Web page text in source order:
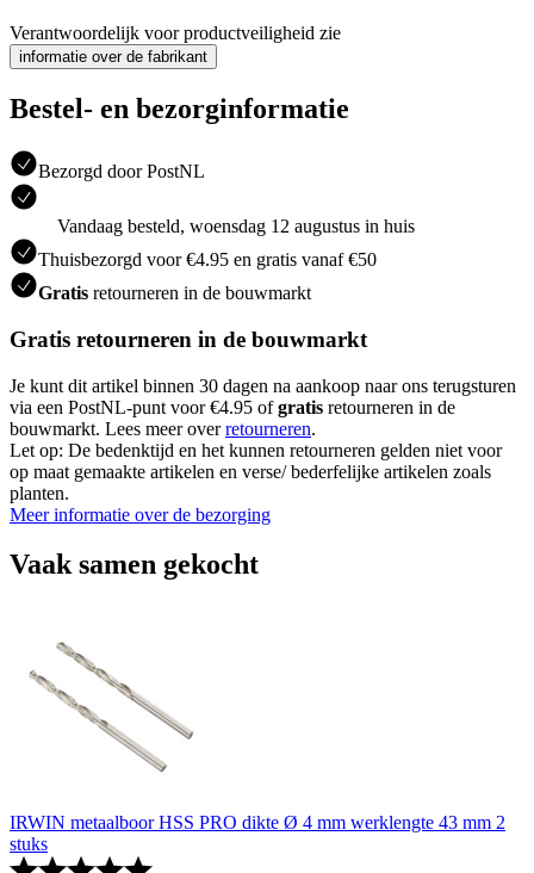
Verantwoordelijk voor productveiligheid zie
informatie over de fabrikant
Bestel- en bezorginformatie
Bezorgd door PostNL
Vandaag besteld, woensdag 12 augustus in huis
Thuisbezorgd voor €4.95 en gratis vanaf €50
Gratis retourneren in de bouwmarkt
Gratis retourneren in de bouwmarkt
Je kunt dit artikel binnen 30 dagen na aankoop naar ons terugsturen
via een PostNL-punt voor €4.95 ofgratis retourneren in de
bouwmarkt. Lees meer overretourneren.
Let op: De bedenktijd en het kunnen retourneren gelden niet voor
op maat gemaakte artikelen en verse/ bederfelijke artikelen zoals
planten.
Meer informatie over de bezorging
Vaak samen gekocht
IRWIN metaalboor HSS PRO dikte Ø 4 mm werklengte 43 mm 2
stuks